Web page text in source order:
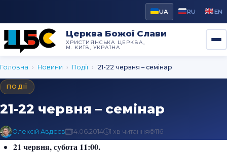
UA RU EN
Церква Божої Слави
ХРИСТИЯНСЬКА ЦЕРКВА,
М. КИЇВ, УКРАЇНА
Головна › Новини › Події › 21-22 червня – семінар
ПОДІЇ
21-22 червня – семінар
Олексій Авдєєв 14.06.2014 1 хв читання 116
21 червня, субота 11:00.